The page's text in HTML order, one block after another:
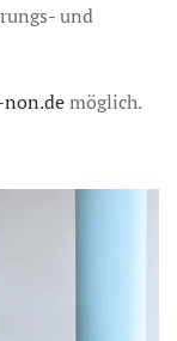
und
möglich.